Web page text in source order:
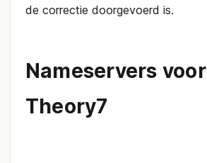
de correctie doorgevoerd is.
Nameservers voor
Theory7